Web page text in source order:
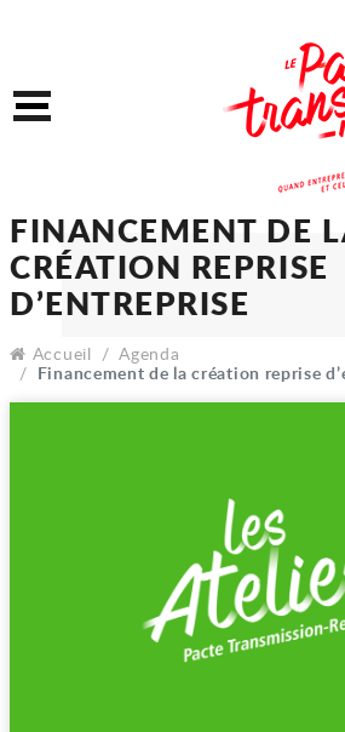
Menu
FINANCEMENT
CRÉATION
D’ENTREPRISE
Accueil
Agenda
Financement de la création reprise